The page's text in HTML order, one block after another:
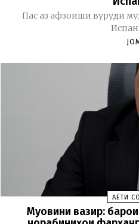
Пас аз афзоиши вуруди
ҲАЁТИ
Муовини вазир: